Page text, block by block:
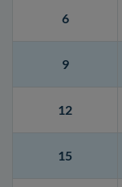
6
9
12
15